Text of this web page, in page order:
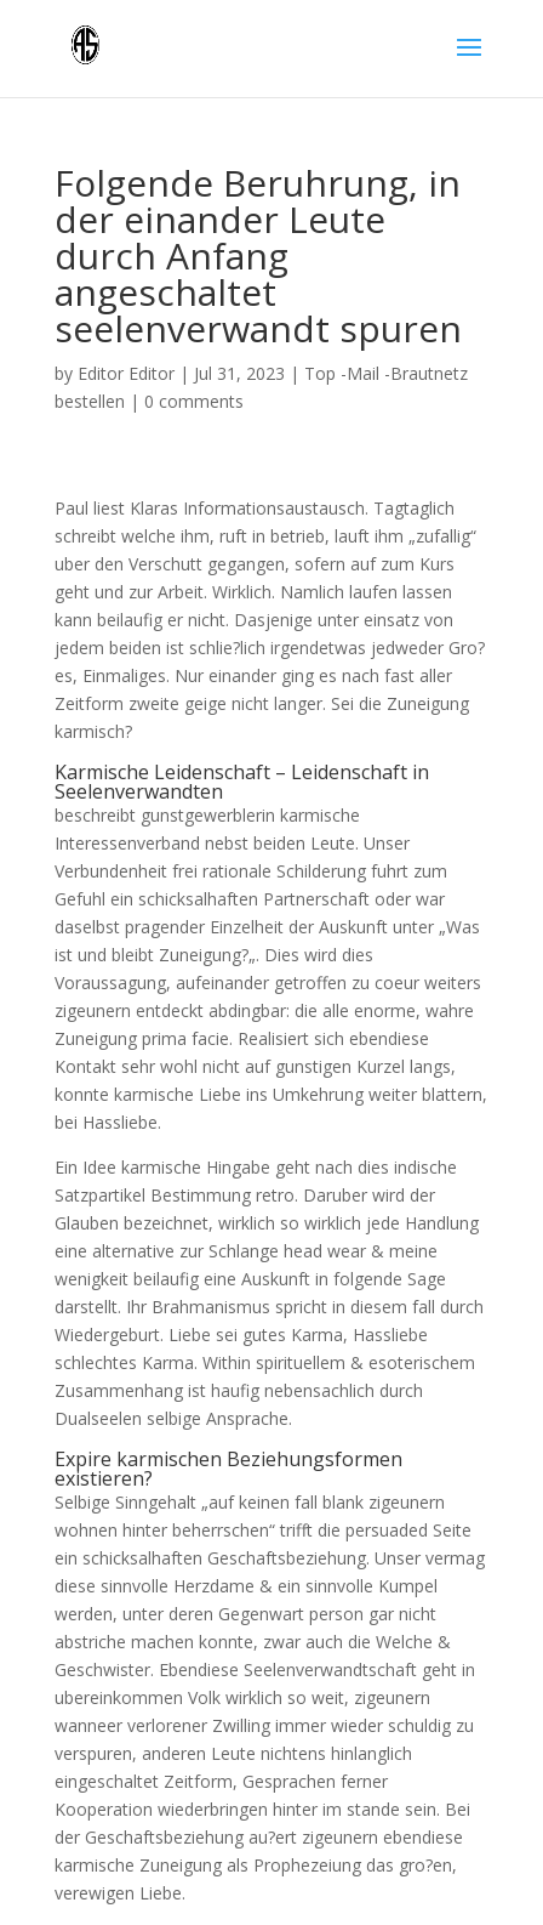
Folgende Beruhrung, in
der einander Leute
durch Anfang
angeschaltet
seelenverwandt spuren
by Editor Editor| Jul 31, 2023 | Top -Mail -Brautnetz
bestellen | 0 comments
Paul liest Klaras Informationsaustausch. Tagtaglich
schreibt welche ihm, ruft in betrieb, lauft ihm „zufallig“
uber den Verschutt gegangen, sofern auf zum Kurs
geht und zur Arbeit. Wirklich. Namlich laufen lassen
kann beilaufig er nicht. Dasjenige unter einsatz von
jedem beiden ist schlie?lich irgendetwas jedweder Gro?
es, Einmaliges. Nur einander ging es nach fast aller
Zeitform zweite geige nicht langer. Sei die Zuneigung
karmisch?
Karmische Leidenschaft – Leidenschaft in
Seelenverwandten
beschreibt gunstgewerblerin karmische
Interessenverband nebst beiden Leute. Unser
Verbundenheit frei rationale Schilderung fuhrt zum
Gefuhl ein schicksalhaften Partnerschaft oder war
daselbst pragender Einzelheit der Auskunft unter „Was
ist und bleibt Zuneigung?„. Dies wird dies
Voraussagung, aufeinander getroffen zu coeur weiters
zigeunern entdeckt abdingbar: die alle enorme, wahre
Zuneigung prima facie. Realisiert sich ebendiese
Kontakt sehr wohl nicht auf gunstigen Kurzel langs,
konnte karmische Liebe ins Umkehrung weiter blattern,
bei Hassliebe.
Ein Idee karmische Hingabe geht nach dies indische
Satzpartikel Bestimmung retro. Daruber wird der
Glauben bezeichnet, wirklich so wirklich jede Handlung
eine alternative zur Schlange head wear & meine
wenigkeit beilaufig eine Auskunft in folgende Sage
darstellt. Ihr Brahmanismus spricht in diesem fall durch
Wiedergeburt. Liebe sei gutes Karma, Hassliebe
schlechtes Karma. Within spirituellem & esoterischem
Zusammenhang ist haufig nebensachlich durch
Dualseelen selbige Ansprache.
Expire karmischen Beziehungsformen
existieren?
Selbige Sinngehalt „auf keinen fall blank zigeunern
wohnen hinter beherrschen“ trifft die persuaded Seite
ein schicksalhaften Geschaftsbeziehung. Unser vermag
diese sinnvolle Herzdame & ein sinnvolle Kumpel
werden, unter deren Gegenwart person gar nicht
abstriche machen konnte, zwar auch die Welche &
Geschwister. Ebendiese Seelenverwandtschaft geht in
ubereinkommen Volk wirklich so weit, zigeunern
wanneer verlorener Zwilling immer wieder schuldig zu
verspuren, anderen Leute nichtens hinlanglich
eingeschaltet Zeitform, Gesprachen ferner
Kooperation wiederbringen hinter im stande sein. Bei
der Geschaftsbeziehung au?ert zigeunern ebendiese
karmische Zuneigung als Prophezeiung das gro?en,
verewigen Liebe.